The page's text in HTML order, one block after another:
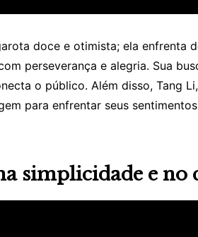
doce e otimista; ela enfrenta
perseverança e alegria. Sua
o público. Além disso, Tang
para enfrentar seus
simplicidade e no